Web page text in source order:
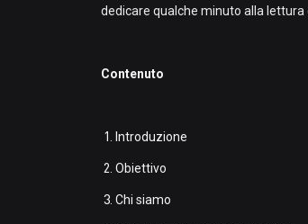
dedicare qualche minuto alla lettura
Contenuto
Introduzione
Obiettivo
Chi siamo